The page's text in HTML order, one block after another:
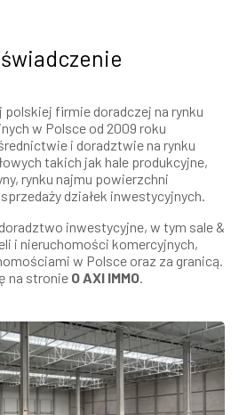
polskiej firmie doradczej na rynku
w Polsce od 2009 roku
i doradztwie na rynku
takich jak hale produkcyjne,
rynku najmu powierzchni
działek inwestycyjnych.
inwestycyjne, w tym sale &
i nieruchomości komercyjnych,
w Polsce oraz za granicą.
na stronie O AXI IMMO.